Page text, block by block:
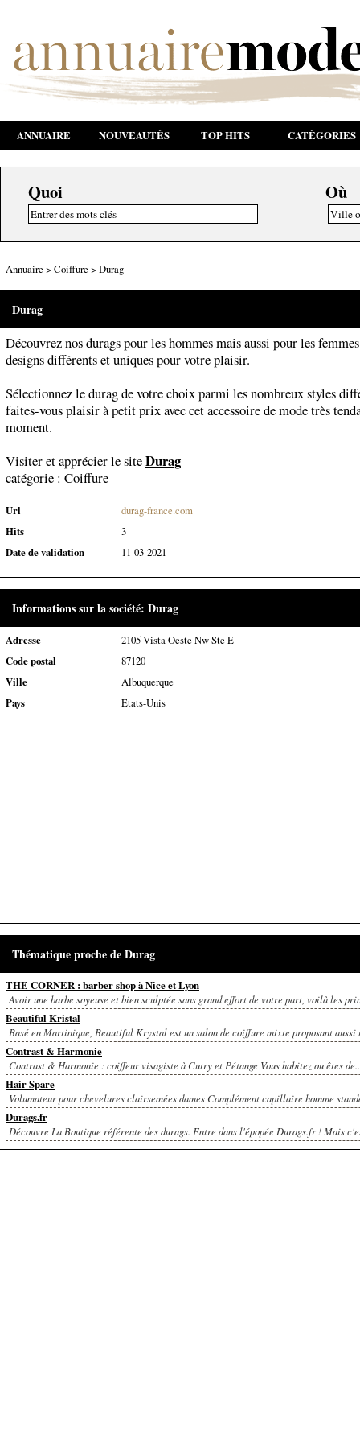
ANNUAIRE NOUVEAUTÉS TOP HITS CATÉGORIES
Quoi Où
Annuaire > Coiffure > Durag
Durag
Découvrez nos durags pour les hommes mais aussi pour les
designs différents et uniques pour votre plaisir.
Sélectionnez le durag de votre choix parmi les nombreux styles
faites-vous plaisir à petit prix avec cet accessoire de mode très
moment.
Visiter et apprécier le siteDurag
catégorie : Coiffure
Url
durag-france.com
Hits
3
Date de validation
11-03-2021
Informations sur la société: Durag
Adresse
2105 Vista Oeste Nw Ste E
Code postal
87120
Ville
Albuquerque
Pays
États-Unis
Thématique proche de Durag
THE CORNER : barber shop à Nice et Lyon
Avoir une barbe soyeuse et bien sculptée sans grand effort de votre part, voilà les
Beautiful Kristal
Basé en Martinique, Beautiful Krystal est un salon de coiffure mixte proposant aussi
Contrast & Harmonie
Contrast & Harmonie : coiffeur visagiste à Cutry et Pétange Vous habitez ou êtes
Hair Spare
Volumateur pour chevelures clairsemées dames Complément capillaire homme
Durags.fr
Découvre La Boutique référente des durags. Entre dans l'épopée Durags.fr ! Mais